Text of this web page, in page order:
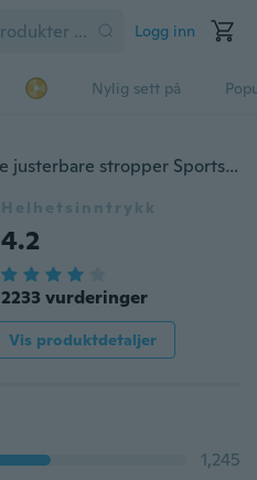
Logg inn
Nylig sett på
Termisk beskyttelse av doble justerbare stropper Sports menn og kvinner One Shoulder Straps Basketball Badminton
Helhetsinntrykk
4.2
2233 vurderinger
Vis produktdetaljer
1,245